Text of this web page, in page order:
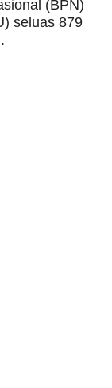
(BPN)
seluas 879